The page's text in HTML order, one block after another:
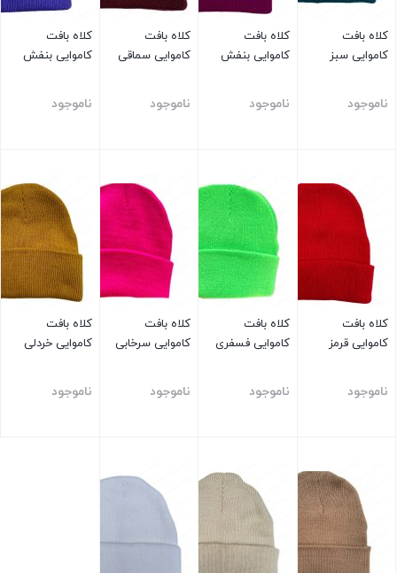
کلاه بافت
کاموایی سبز
ناموجود
کلاه بافت
کاموایی بنفش
ناموجود
کلاه بافت
کاموایی سماقی
ناموجود
کلاه بافت
کاموایی بنفش
ناموجود
کلاه بافت
کاموایی قرمز
ناموجود
کلاه بافت
کاموایی فسفری
ناموجود
کلاه بافت
کاموایی سرخابی
ناموجود
کلاه بافت
کاموایی خردلی
ناموجود